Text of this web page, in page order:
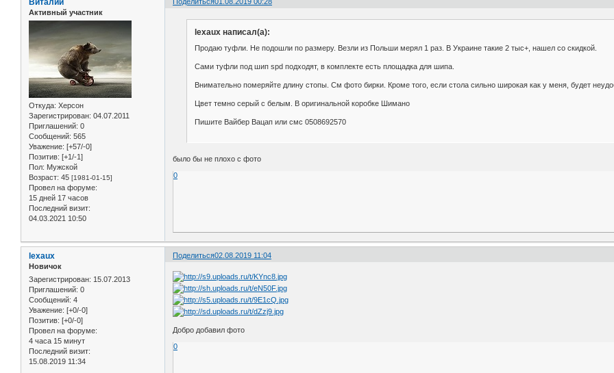
Активный участник
Откуда: Херсон
Зарегистрирован: 04.07.2011
Приглашений: 0
Сообщений: 565
Уважение: [+57/-0]
Позитив: [+1/-1]
Пол: Мужской
Возраст: 45 [1981-01-15]
Провел на форуме:
15 дней 17 часов
Последний визит:
04.03.2021 10:50
lexaux написал(а):
Продаю туфли. Не подошли по размеру. Везли из Польши мерял 1 раз. В Украине такие 2 тыс+, нашел со скидкой.
Сами туфли под шип spd подходят, в комплекте есть площадка для шипа.
Внимательно померяйте длину стопы. См фото бирки. Кроме того, если стола сильно широкая как у меня, будет
Цвет темно серый с белым. В оригинальной коробке Шимано
Пишите Вайбер Вацап или смс 0508692570
было бы не плохо с фото
0
Поделиться02.08.2019 11:04
lexaux
Новичок
Зарегистрирован: 15.07.2013
Приглашений: 0
Сообщений: 4
Уважение: [+0/-0]
Позитив: [+0/-0]
Провел на форуме:
4 часа 15 минут
Последний визит:
15.08.2019 11:34
Добро добавил фото
0